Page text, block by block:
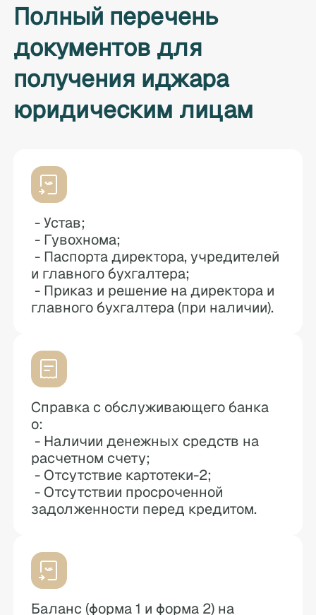
Полный перечень
документов для
получения иджара
юридическим лицам
- Устав;
- Гувохнома;
- Паспорта директора, учредителей
и главного бухгалтера;
- Приказ и решение на директора и
главного бухгалтера (при наличии).
Справка с обслуживающего банка
о:
- Наличии денежных средств на
расчетном счету;
- Отсутствие картотеки-2;
- Отсутствии просроченной
задолженности перед кредитом.
Баланс (форма 1 и форма 2) на